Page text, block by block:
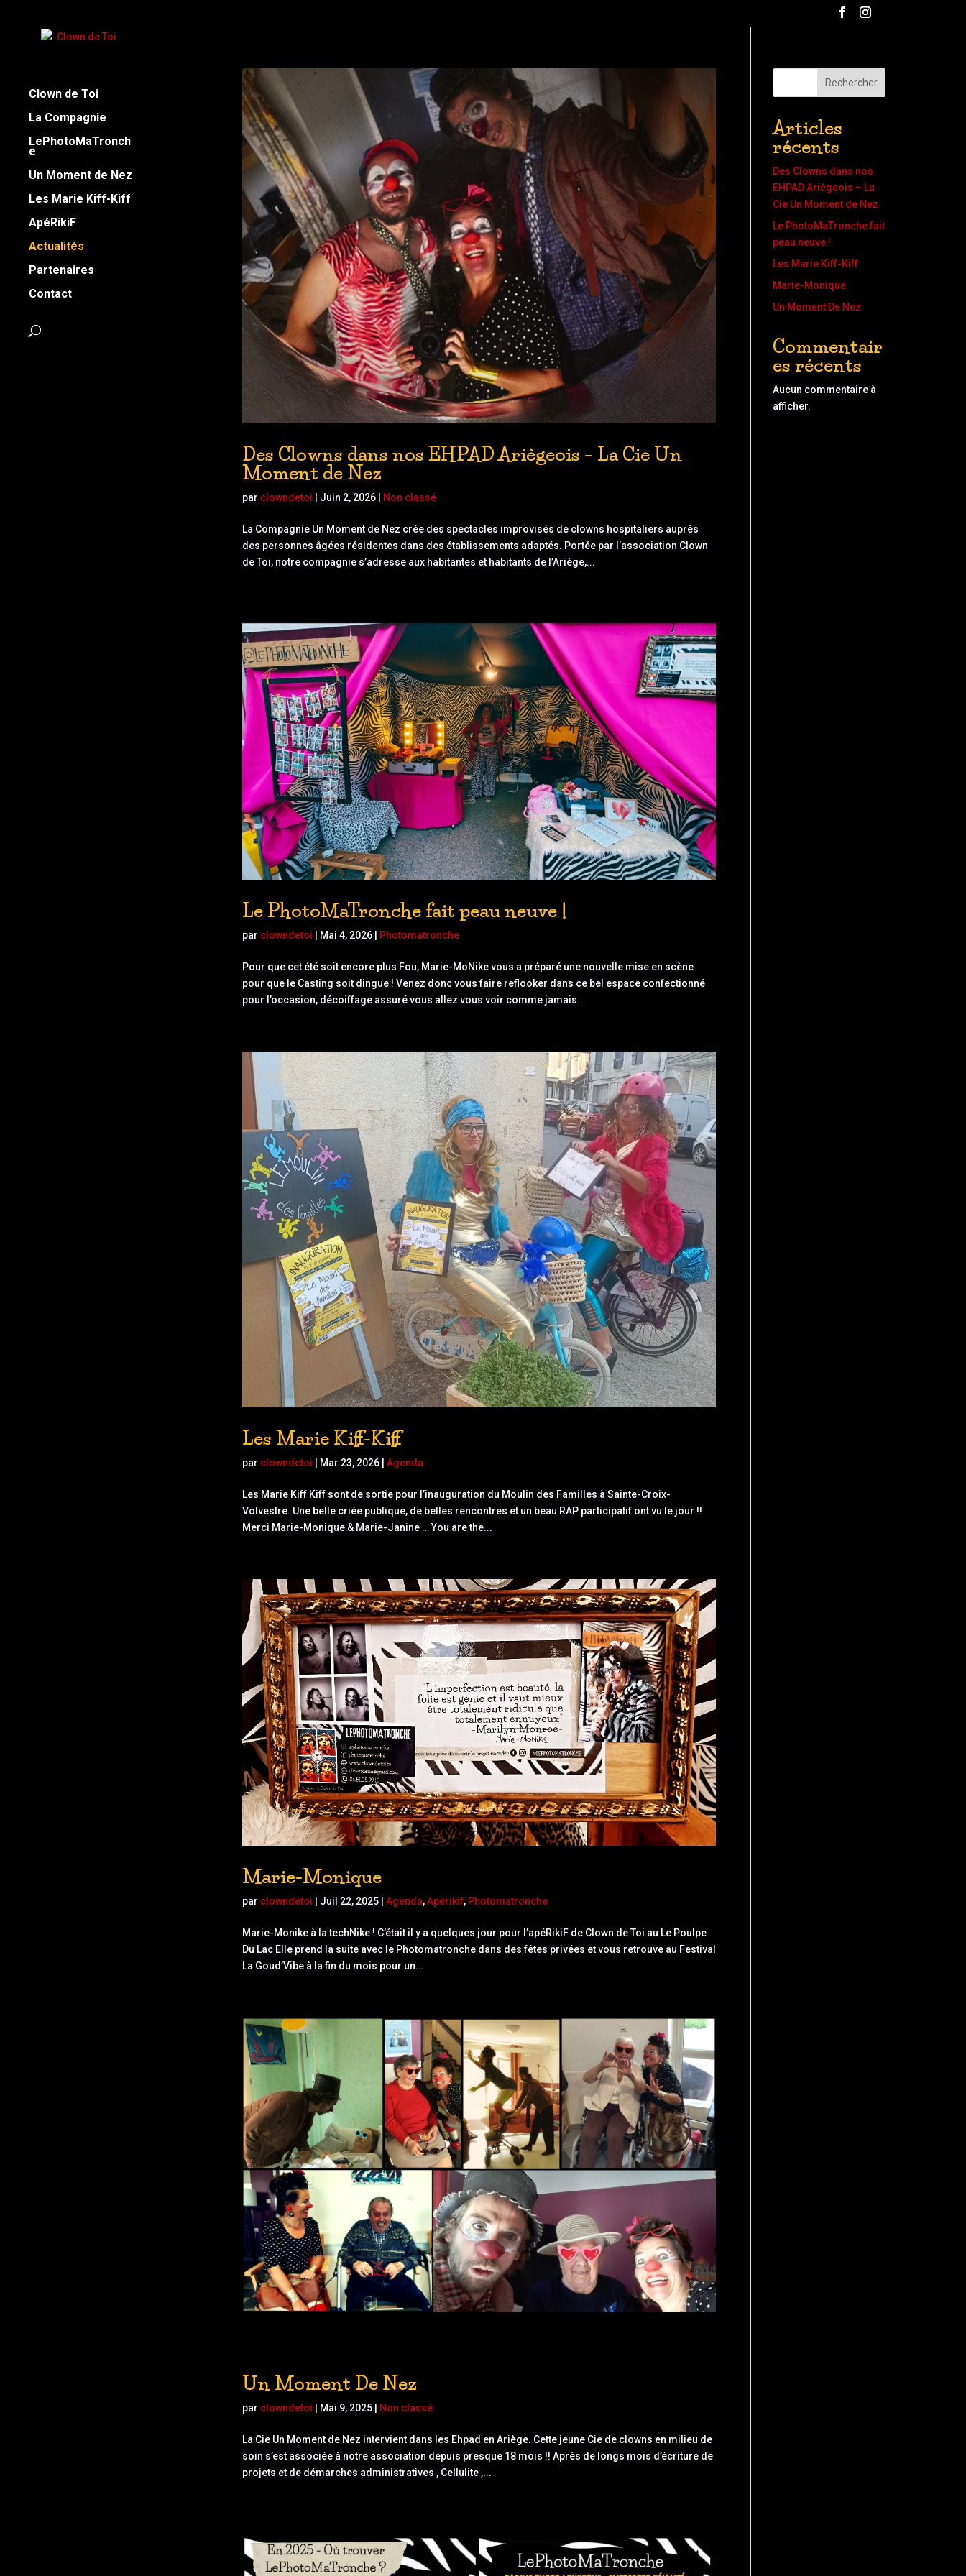
Clown de Toi
La Compagnie
LePhotoMaTronch
e
Un Moment de Nez
Les Marie Kiff-Kiff
ApéRikiF
Actualités
Partenaires
Contact
Des Clowns dans nos EHPAD Ariègeois – La Cie Un
Moment de Nez
par clowndetoi Juin 2, 2026| Non classé
La Compagnie Un Moment de Nez crée des spectacles improvisés de clowns hospitaliers auprès
des personnes âgées résidentes dans des établissements adaptés. Portée par l’association Clown
de Toi, notre compagnie s’adresse aux habitantes et habitants de l’Ariège,...
Le PhotoMaTronche fait peau neuve !
par clowndetoi Mai 4, 2026| Photomatronche
Pour que cet été soit encore plus Fou, Marie-MoNike vous a préparé une nouvelle mise en scène
pour que le Casting soit dingue ! Venez donc vous faire reflooker dans ce bel espace confectionné
pour l’occasion, décoiffage assuré vous allez vous voir comme jamais...
Les Marie Kiff-Kiff
par clowndetoi Mar 23, 2026| Agenda
Les Marie Kiff Kiff sont de sortie pour l’inauguration du Moulin des Familles à Sainte-Croix-
Volvestre. Une belle criée publique, de belles rencontres et un beau RAP participatif ont vu le jour !!
Merci Marie-Monique & Marie-Janine … You are the...
Marie-Monique
par clowndetoi Juil 22, 2025| Agenda,Apérikif, Photomatronche
Marie-Monike à la techNike ! C’était il y a quelques jour pour l’apéRikiF de Clown de Toi au Le Poulpe
Du Lac Elle prend la suite avec le Photomatronche dans des fêtes privées et vous retrouve au Festival
La Goud’Vibe à la fin du mois pour un...
Un Moment De Nez
par clowndetoi Mai 9, 2025| Non classé
La Cie Un Moment de Nez intervient dans les Ehpad en Ariège. Cette jeune Cie de clowns en milieu de
soin s’est associée à notre association depuis presque 18 mois !! Après de longs mois d’écriture de
projets et de démarches administratives , Cellulite ,...
Rechercher
Articles
récents
Des Clowns dans nos
EHPAD Ariègeois – La
Cie Un Moment de Nez
Le PhotoMaTronche fait
peau neuve !
Les Marie Kiff-Kiff
Marie-Monique
Un Moment De Nez
Commentair
es récents
Aucun commentaire à
afficher.